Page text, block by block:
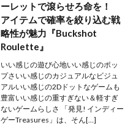
ーレットで滾らせろ命を！
アイテムで確率を絞り込む戦
略性が魅力『Buckshot
Roulette』
いい感じの遊び心地いい感じのポッ
プさいい感じのカジュアルなビジュ
アルいい感じの2Dドットなゲームも
豊富いい感じの重すぎない＆軽すぎ
ないゲームらしさ 「発見! インディー
ゲーTreasures」は、そん[…]